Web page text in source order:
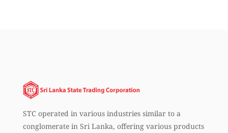
STC operated in various industries similar to a
conglomerate in Sri Lanka, offering various products